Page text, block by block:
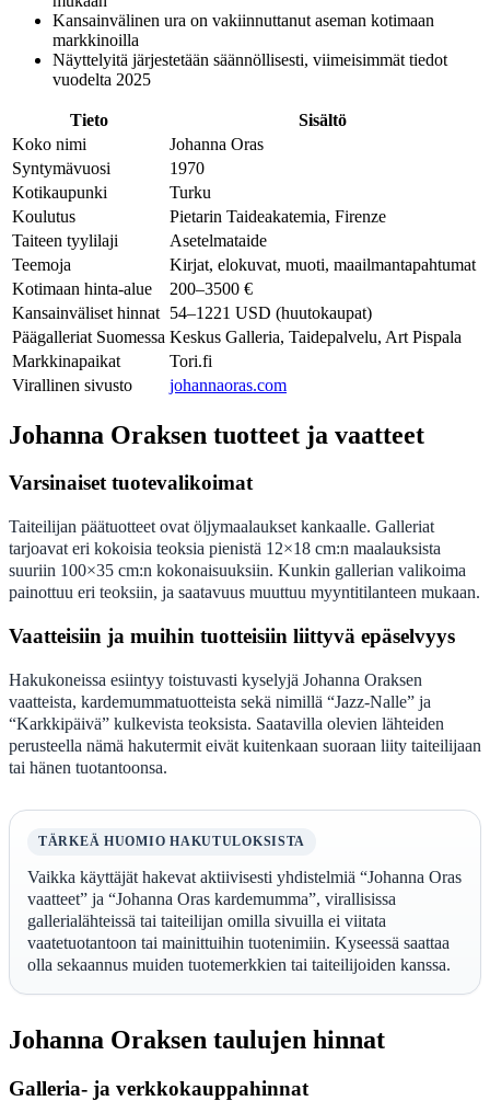
Kansainvälinen ura on vakiinnuttanut aseman kotimaan
markkinoilla
Näyttelyitä järjestetään säännöllisesti, viimeisimmät tiedot
vuodelta 2025
Tieto
Sisältö
Koko nimi
Johanna Oras
Syntymävuosi
1970
Kotikaupunki
Turku
Koulutus
Pietarin Taideakatemia, Firenze
Taiteen tyylilaji
Asetelmataide
Teemoja
Kirjat, elokuvat, muoti, maailmantapahtumat
Kotimaan hinta-alue
200–3500 €
Kansainväliset hinnat 54–1221 USD (huutokaupat)
Päägalleriat Suomessa Keskus Galleria, Taidepalvelu, Art Pispala
Markkinapaikat
Tori.fi
Virallinen sivusto
johannaoras.com
Johanna Oraksen tuotteet ja vaatteet
Varsinaiset tuotevalikoimat
Taiteilijan päätuotteet ovat öljymaalaukset kankaalle. Galleriat
tarjoavat eri kokoisia teoksia pienistä 12×18 cm:n maalauksista
suuriin 100×35 cm:n kokonaisuuksiin. Kunkin gallerian valikoima
painottuu eri teoksiin, ja saatavuus muuttuu myyntitilanteen mukaan.
Vaatteisiin ja muihin tuotteisiin liittyvä epäselvyys
Hakukoneissa esiintyy toistuvasti kyselyjä Johanna Oraksen
vaatteista, kardemummatuotteista sekä nimillä “Jazz-Nalle” ja
“Karkkipäivä” kulkevista teoksista. Saatavilla olevien lähteiden
perusteella nämä hakutermit eivät kuitenkaan suoraan liity taiteilijaan
tai hänen tuotantoonsa.
TÄRKEÄ HUOMIO HAKUTULOKSISTA
Vaikka käyttäjät hakevat aktiivisesti yhdistelmiä “Johanna Oras
vaatteet” ja “Johanna Oras kardemumma”, virallisissa
gallerialähteissä tai taiteilijan omilla sivuilla ei viitata
vaatetuotantoon tai mainittuihin tuotenimiin. Kyseessä saattaa
olla sekaannus muiden tuotemerkkien tai taiteilijoiden kanssa.
Johanna Oraksen taulujen hinnat
Galleria- ja verkkokauppahinnat